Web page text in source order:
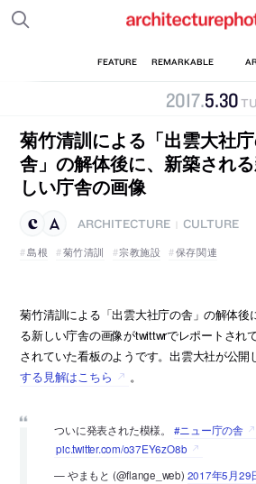
2017.5.30
菊竹清訓による「出雲大社
舎」の解体後に、新築され
しい庁舎の画像
ARCHITECTURE
CULTURE
島根
菊竹清訓 宗教施設 保存関連
菊竹清訓による「出雲大社庁の舎」の解体後
る新しい庁舎の画像がtwittwrでレポートされ
されていた看板のようです。出雲大社が公開
する見解はこちら
。
ついに発表された模様。 #ニュー庁の舎
pic.twitter.com/o37EY6zO8b
— やまもと (@flange_web) 2017年5月29